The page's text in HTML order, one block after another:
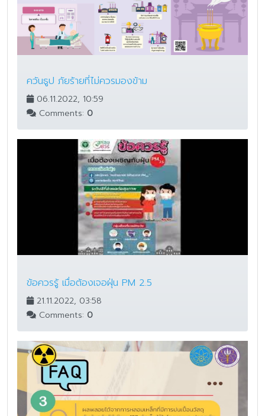
ควันธูป ภัยร้ายที่ไม่ควรมองข้าม
06.11.2022, 10:59
Comments: 0
ข้อควรรู้ เมื่อต้องเจอฝุ่น PM 2.5
21.11.2022, 03:58
Comments: 0